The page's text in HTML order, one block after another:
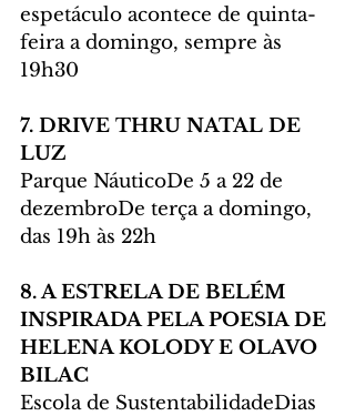
espetáculo acontece de quinta-
feira a domingo, sempre às
19h30
7. DRIVE THRU NATAL DE
LUZ
Parque NáuticoDe 5 a 22 de
dezembroDe terça a domingo,
das 19h às 22h
8. A ESTRELA DE BELÉM
INSPIRADA PELA POESIA DE
HELENA KOLODY E OLAVO
BILAC
Escola de SustentabilidadeDias